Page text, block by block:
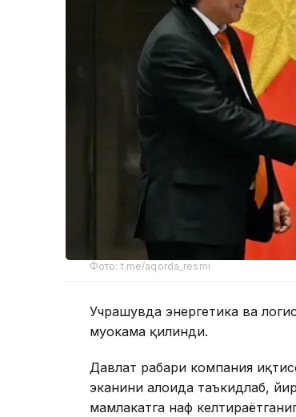
Фото: t.me/aqorda_resmi
Учрашувда энергетика ва
муҳокама қилинди.
Давлат раҳбари компания
эканини алоҳида таъкидлаб,
мамлакатга наф